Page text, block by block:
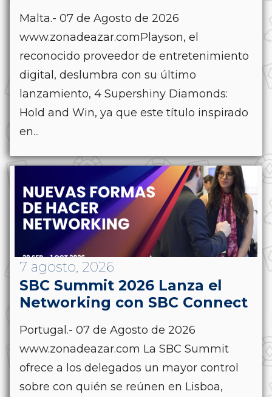
Malta.- 07 de Agosto de 2026
www.zonadeazar.comPlayson, el
reconocido proveedor de entretenimiento
digital, deslumbra con su último
lanzamiento, 4 Supershiny Diamonds:
Hold and Win, ya que este título inspirado
en...
7 agosto, 2026
SBC Summit 2026 Lanza el
Networking con SBC Connect
Portugal.- 07 de Agosto de 2026
www.zonadeazar.com La SBC Summit
ofrece a los delegados un mayor control
sobre con quién se reúnen en Lisboa,